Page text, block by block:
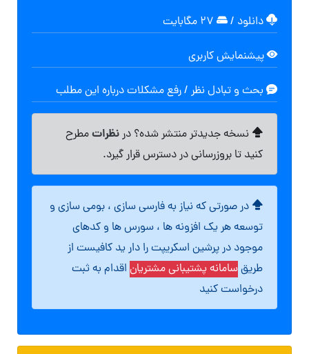
دانلود /
پیشنمایش کاربری
بحث و تبادل نظر / رفع مشکلات درباره این مطلب
نسخه جدیدتر منتشر شده؟ درنظراتمطرح
کنید تا بروزرسانی در دسترس قرار گیرد.
در صورتی که نیاز به فارسی سازی ، بومی سازی و
توسعه هر یک افزونه ها ، سورس ها و کدهای
موجود در پرشین اسکریپت را دار ید کافیست از
طریقسامانه پشتیبانی مشتریان اقدام به ثبت
درخواست کنید